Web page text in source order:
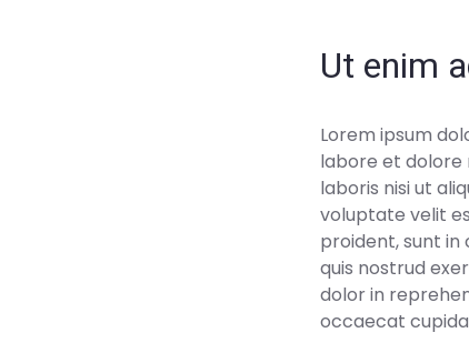
Ut enim
Lorem ipsum
labore et dolore
laboris nisi ut
voluptate velit
proident, sunt in
quis nostrud
dolor in
occaecat